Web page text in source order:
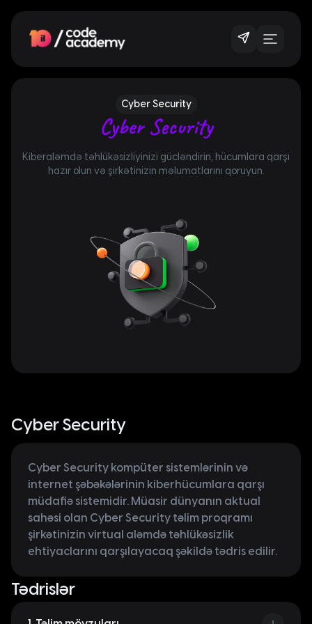
Cyber Security
Cyber Security
Kiberaləmdə təhlükəsizliyinizi gücləndirin, hücumlara qarşı
hazır olun və şirkətinizin məlumatlarını qoruyun.
Cyber Security
Cyber Security kompüter sistemlərinin və
internet şəbəkələrinin kiberhücumlara qarşı
müdafiə sistemidir. Müasir dünyanın aktual
sahəsi olan Cyber Security təlim proqramı
şirkətinizin virtual aləmdə təhlükəsizlik
ehtiyaclarını qarşılayacaq şəkildə tədris edilir.
Tədrislər